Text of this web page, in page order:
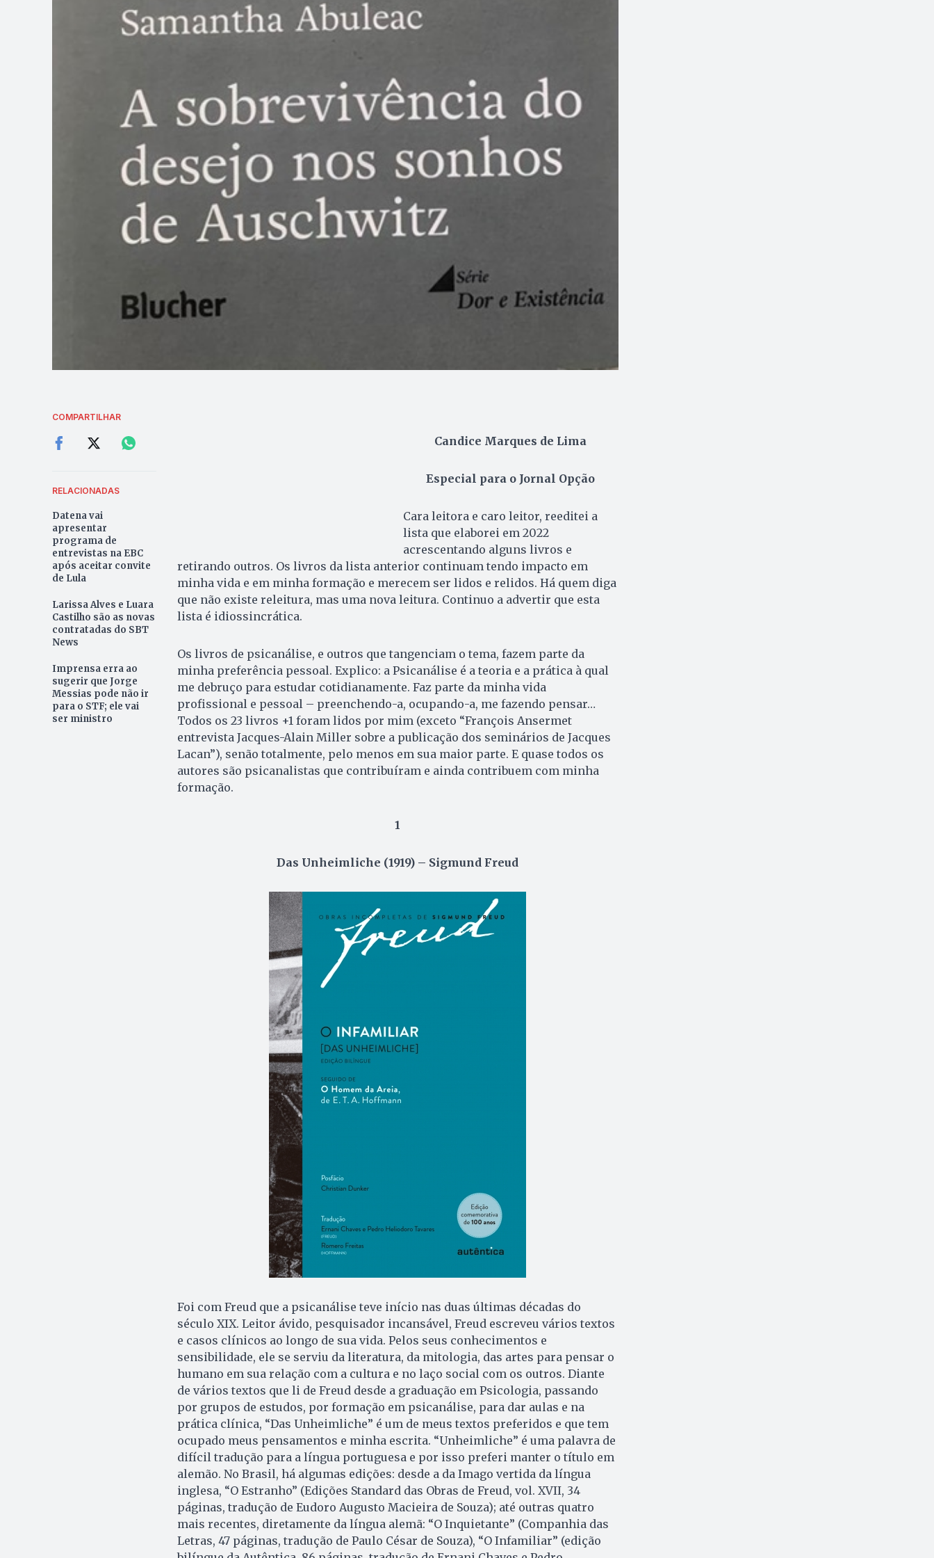
COMPARTILHAR
RELACIONADAS
Datena vai
apresentar
programa de
entrevistas na EBC
após aceitar convite
de Lula
Larissa Alves e Luara
Castilho são as novas
contratadas do SBT
News
Imprensa erra ao
sugerir que Jorge
Messias pode não ir
para o STF; ele vai
ser ministro
Candice Marques de Lima
Especial para o Jornal Opção
Cara leitora e caro leitor, reeditei a
lista que elaborei em 2022
acrescentando alguns livros e
retirando outros. Os livros da lista anterior continuam tendo impacto em
minha vida e em minha formação e merecem ser lidos e relidos. Há quem diga
que não existe releitura, mas uma nova leitura. Continuo a advertir que esta
lista é idiossincrática.
Os livros de psicanálise, e outros que tangenciam o tema, fazem parte da
minha preferência pessoal. Explico: a Psicanálise é a teoria e a prática à qual
me debruço para estudar cotidianamente. Faz parte da minha vida
profissional e pessoal – preenchendo-a, ocupando-a, me fazendo pensar…
Todos os 23 livros +1 foram lidos por mim (exceto “François Ansermet
entrevista Jacques-Alain Miller sobre a publicação dos seminários de Jacques
Lacan”), senão totalmente, pelo menos em sua maior parte. E quase todos os
autores são psicanalistas que contribuíram e ainda contribuem com minha
formação.
1
Das Unheimliche (1919) – Sigmund Freud
Foi com Freud que a psicanálise teve início nas duas últimas décadas do
século XIX. Leitor ávido, pesquisador incansável, Freud escreveu vários textos
e casos clínicos ao longo de sua vida. Pelos seus conhecimentos e
sensibilidade, ele se serviu da literatura, da mitologia, das artes para pensar o
humano em sua relação com a cultura e no laço social com os outros. Diante
de vários textos que li de Freud desde a graduação em Psicologia, passando
por grupos de estudos, por formação em psicanálise, para dar aulas e na
prática clínica, “Das Unheimliche” é um de meus textos preferidos e que tem
ocupado meus pensamentos e minha escrita. “Unheimliche” é uma palavra de
difícil tradução para a língua portuguesa e por isso preferi manter o título em
alemão. No Brasil, há algumas edições: desde a da Imago vertida da língua
inglesa, “O Estranho” (Edições Standard das Obras de Freud, vol. XVII, 34
páginas, tradução de Eudoro Augusto Macieira de Souza); até outras quatro
mais recentes, diretamente da língua alemã: “O Inquietante” (Companhia das
Letras, 47 páginas, tradução de Paulo César de Souza), “O Infamiliar” (edição